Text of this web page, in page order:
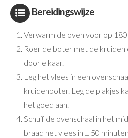
Bereidingswijze
Verwarm de oven voor op
Roer de boter met de kruiden
door elkaar.
Leg het vlees in een
kruidenboter. Leg de plakjes
het goed aan.
Schuif de ovenschaal in het
braad het vlees in ± 50